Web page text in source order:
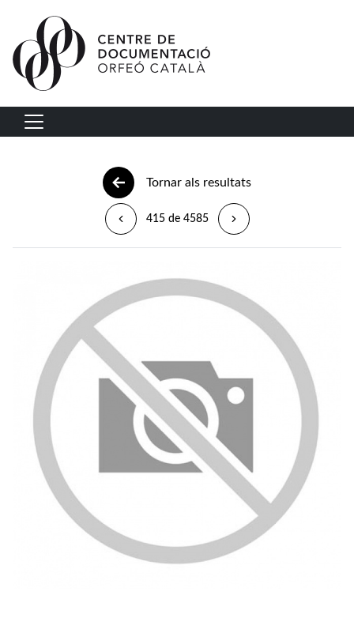
Vés al contingut
Navegació principal
Tornar als resultats
415 de 4585